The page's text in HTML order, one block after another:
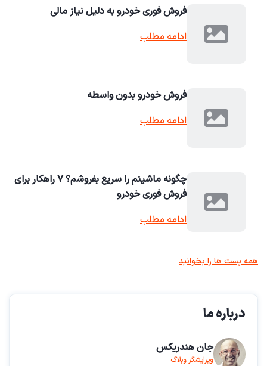
فروش فوری خودرو به دلیل نیاز مالی
ادامه مطلب
فروش خودرو بدون واسطه
ادامه مطلب
چگونه ماشینم را سریع بفروشم؟ ۷ راهکار برای
فروش فوری خودرو
ادامه مطلب
همه پست ها را بخوانید
درباره ما
جان هندریکس
ویرایشگر وبلاگ